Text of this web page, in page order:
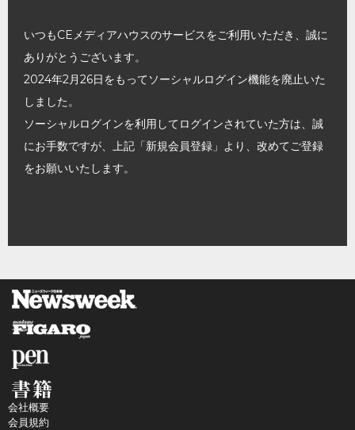
いつもCEメディアハウスのサービスをご利用いただき、誠に
ありがとうございます。
2024年2月26日をもってソーシャルログイン機能を廃止いた
しました。
ソーシャルログインを利用してログインされていた方は、誠
にお手数ですが、上記「新規会員登録」より、改めてご登録
をお願いいたします。
会社概要
会員規約